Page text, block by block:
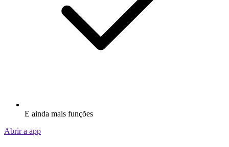
E ainda mais funções
Abrir a app